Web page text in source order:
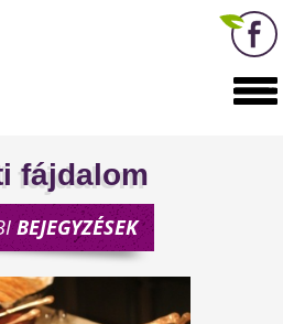
fájdalom
BEJEGYZÉSEK